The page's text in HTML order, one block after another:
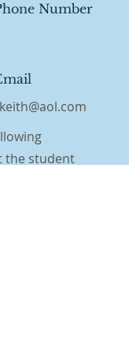
Number
the student